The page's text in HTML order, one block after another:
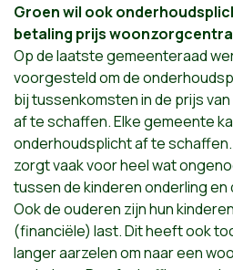
Groen wil ook
betaling prijs
Op de laatste gemeenteraad
voorgesteld om de
bij tussenkomsten in de prijs
af te schaffen. Elke gemeente
onderhoudsplicht af te
zorgt vaak voor heel wat
tussen de kinderen onderling en
Ook de ouderen zijn hun
(financiële) last. Dit heeft ook
langer aarzelen om naar een